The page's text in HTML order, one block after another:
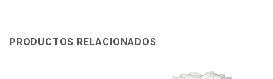
PRODUCTOS RELACIONADOS